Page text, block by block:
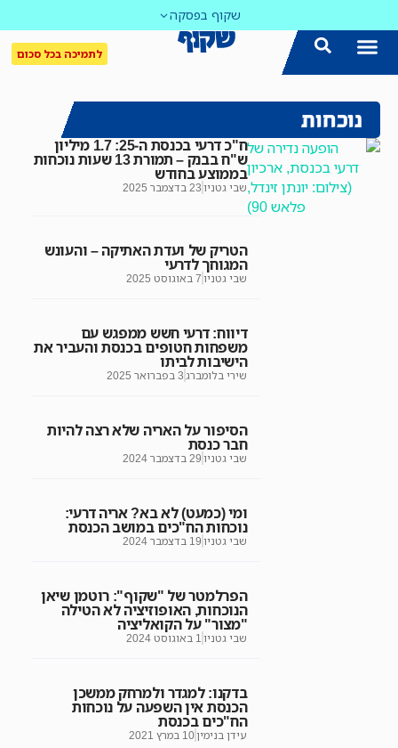
שקוף בפסקה
לתמיכה בכל סכום
נוכחות
ח"כ דרעי בכנסת ה-25: 1.7 מיליון
ש"ח בבנק – תמורת 13 שעות נוכחות
בממוצע בחודש
שבי גטניו 23 בדצמבר 2025
הטריק של ועדת האתיקה – והעונש
המגוחך לדרעי
שבי גטניו 7 באוגוסט 2025
דיווח: דרעי חשש ממפגש עם
משפחות חטופים בכנסת והעביר את
הישיבות לביתו
שירי בלומברג3 בפברואר 2025
הסיפור על האריה שלא רצה להיות
חבר כנסת
שבי גטניו 29 בדצמבר 2024
ומי (כמעט) לא בא? אריה דרעי:
נוכחות הח"כים במושב הכנסת
שבי גטניו 19 בדצמבר 2024
הפרלמטר של "שקוף": רוטמן שיאן
הנוכחות, האופוזיציה לא הטילה
"מצור" על הקואליציה
שבי גטניו 1 באוגוסט 2024
בדקנו: למגדר ולמרחק ממשכן
הכנסת אין השפעה על נוכחות
הח"כים בכנסת
עידן בנימין10 במרץ 2021